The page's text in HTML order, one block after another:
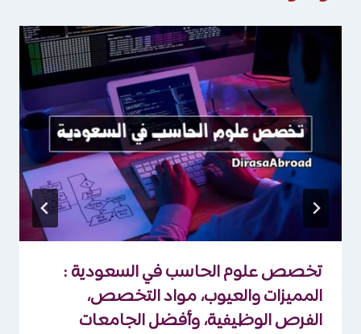
تخصص علوم الحاسب في السعودية :
المميزات والعيوب، مواد التخصص،
الفرص الوظيفية، وأفضل الجامعات